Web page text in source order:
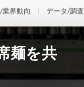
業界動向 データ/調査
麺を共